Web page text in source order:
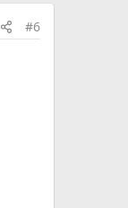
#6